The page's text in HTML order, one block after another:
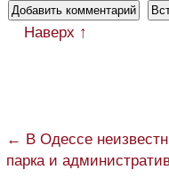
Наверх ↑
← В Одессе
парка и